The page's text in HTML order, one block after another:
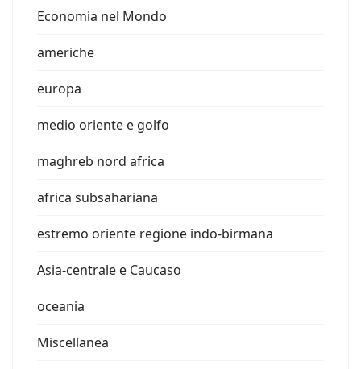
Economia nel Mondo
americhe
europa
medio oriente e golfo
maghreb nord africa
africa subsahariana
estremo oriente regione indo-birmana
Asia-centrale e Caucaso
oceania
Miscellanea